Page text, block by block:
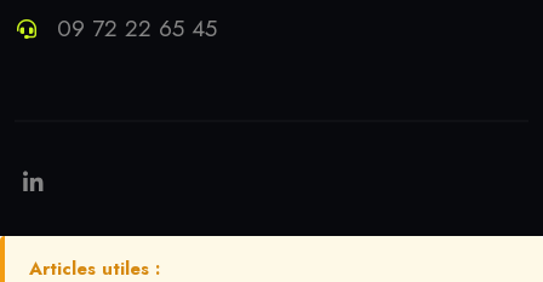
09 72 22 65 45
Articles utiles :